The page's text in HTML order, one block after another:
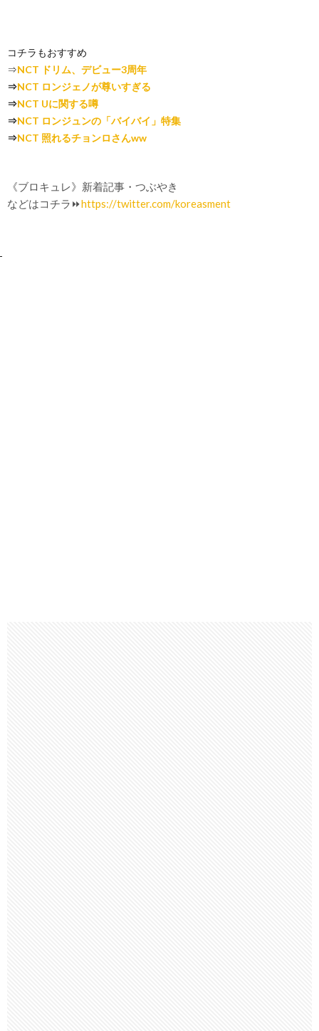
コチラもおすすめ
⇒NCT ドリム、デビュー3周年
⇒NCT ロンジェノが尊いすぎる
⇒NCT Uに関する噂
⇒NCT ロンジュンの「バイバイ」特集
⇒NCT 照れるチョンロさんww
《ブロキュレ》新着記事・つぶやき
などはコチラ⏩https://twitter.com/koreasment